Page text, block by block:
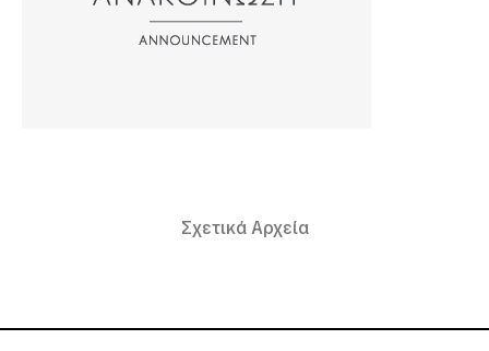
Σχετικά Αρχεία